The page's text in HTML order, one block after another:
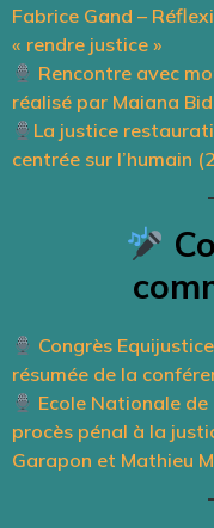
Fabrice Gand –
« rendre justice »
Rencontre avec
réalisé par Maiana
La justice
centrée sur l’humain
Congrès
résumée de la
Ecole Nationale
procès pénal à la
Garapon et Mathieu